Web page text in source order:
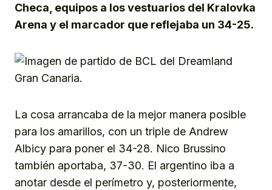
Checa, equipos a los vestuarios del Kralovka
Arena y el marcador que reflejaba un 34-25.
La cosa arrancaba de la mejor manera posible
para los amarillos, con un triple de Andrew
Albicy para poner el 34-28. Nico Brussino
también aportaba, 37-30. El argentino iba a
anotar desde el perímetro y, posteriormente,